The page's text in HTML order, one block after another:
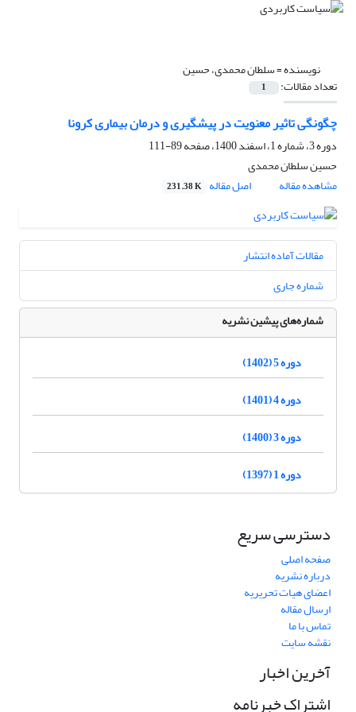
نویسنده =سلطان محمدی، حسین
تعداد مقالات: 1
چگونگی تاثیر معنویت در پیشگیری و درمان بیماری کرونا
دوره 3، شماره 1، اسفند 1400، صفحه
89-111
حسین سلطان محمدی
مشاهده مقاله
اصل مقاله 231.38 K
مقالات آماده انتشار
شماره جاری
شماره‌های پیشین نشریه
دوره 5 (1402)
دوره 4 (1401)
دوره 3 (1400)
دوره 1 (1397)
دسترسی سریع
صفحه اصلی
درباره نشریه
اعضای هیات تحریریه
ارسال مقاله
تماس با ما
نقشه سایت
آخرین اخبار
اشتراک خبرنامه